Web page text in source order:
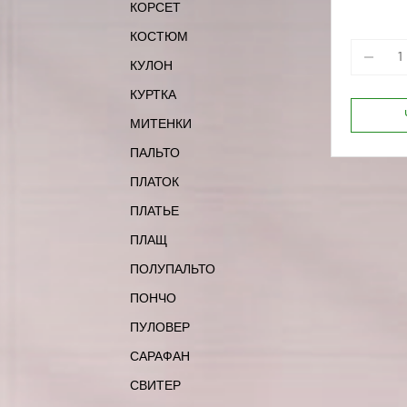
КОРСЕТ
КОСТЮМ
КУЛОН
КУРТКА
МИТЕНКИ
ПАЛЬТО
ПЛАТОК
ПЛАТЬЕ
ПЛАЩ
ПОЛУПАЛЬТО
ПОНЧО
ПУЛОВЕР
САРАФАН
СВИТЕР